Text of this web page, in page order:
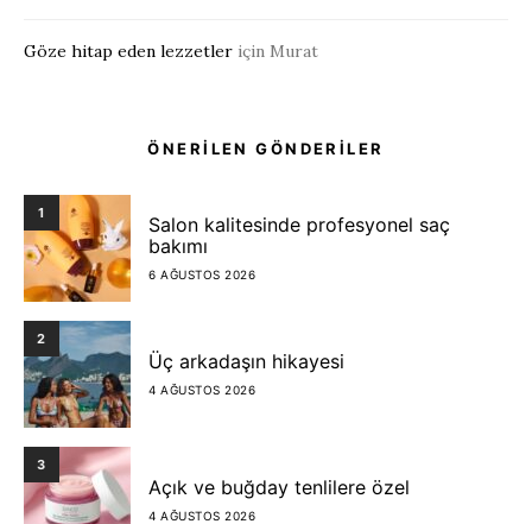
Göze hitap eden lezzetler için Murat
ÖNERİLEN GÖNDERİLER
1
Salon kalitesinde profesyonel saç
bakımı
6 AĞUSTOS 2026
2
Üç arkadaşın hikayesi
4 AĞUSTOS 2026
3
Açık ve buğday tenlilere özel
4 AĞUSTOS 2026